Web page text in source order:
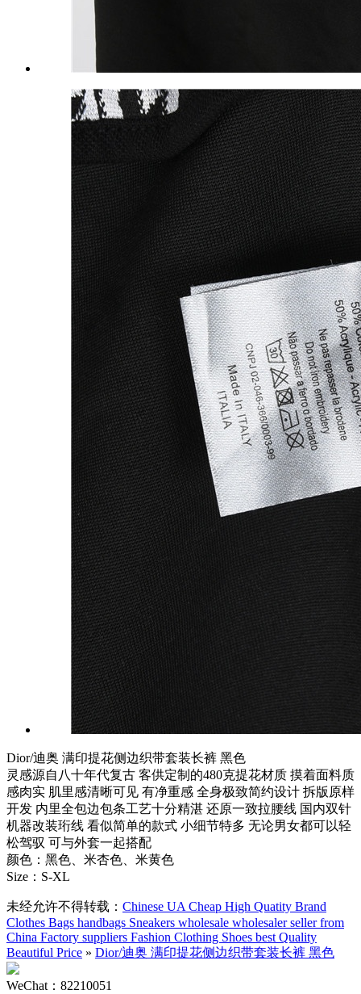
Dior/迪奥 满印提花侧边织带套装长裤 黑色
灵感源自八十年代复古 客供定制的480克提花材质 摸着面料质
感肉实 肌里感清晰可见 有净重感 全身极致简约设计 拆版原样
开发 内里全包边包条工艺十分精湛 还原一致拉腰线 国内双针
机器改装珩线 看似简单的款式 小细节特多 无论男女都可以轻
松驾驭 可与外套一起搭配
颜色：黑色、米杏色、米黄色
Size：S-XL
未经允许不得转载： Chinese UA Cheap High Quatity Brand
Clothes Bags handbags Sneakers wholesale wholesaler seller from
China Factory suppliers Fashion Clothing Shoes best Quality
Beautiful Price » Dior/迪奥 满印提花侧边织带套装长裤 黑色
WeChat：82210051